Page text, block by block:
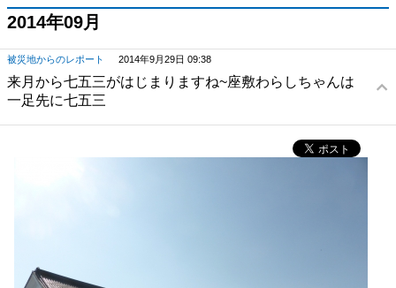
2014年09月
被災地からのレポート 2014年9月29日 09:38
来月から七五三がはじまりますね~座敷わらしちゃんは
一足先に七五三